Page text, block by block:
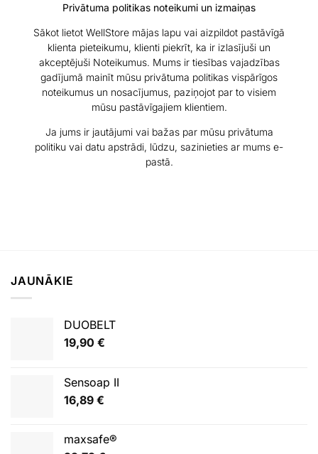
Privātuma politikas noteikumi un izmaiņas
Sākot lietot WellStore mājas lapu vai aizpildot pastāvīgā
klienta pieteikumu, klienti piekrīt, ka ir izlasījuši un
akceptējuši Noteikumus. Mums ir tiesības vajadzības
gadījumā mainīt mūsu privātuma politikas vispārīgos
noteikumus un nosacījumus, paziņojot par to visiem
mūsu pastāvīgajiem klientiem.
Ja jums ir jautājumi vai bažas par mūsu privātuma
politiku vai datu apstrādi, lūdzu, sazinieties ar mums e-
pastā.
JAUNĀKIE
DUOBELT
19,90 €
Sensoap II
16,89 €
maxsafe®